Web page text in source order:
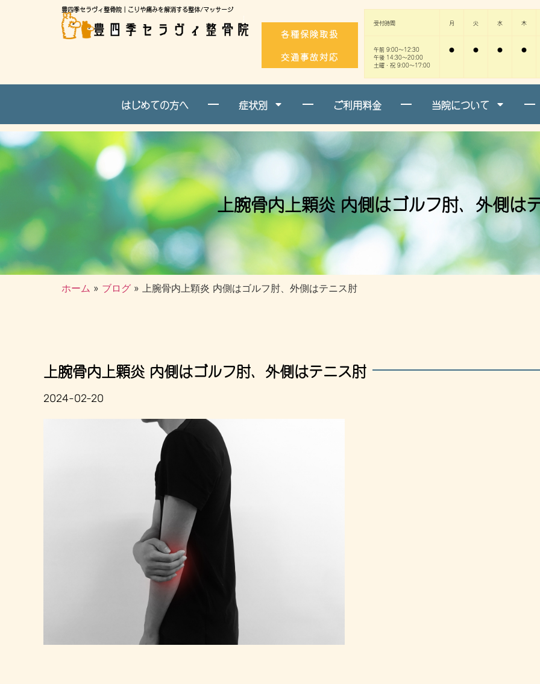
豊四季セラヴィ整骨院｜こりや痛みを解消する整体/マッサージ
各種保険取扱
交通事故対応
受付時間 月 火 水 木
午前 9:00～12:30
午後 14:30～20:00
土曜・祝 9:00～17:00
● ● ● ●
はじめての方へ 症状別 ご利用料金 当院について
上腕骨内上顆炎 内側はゴルフ肘、外側は
ホーム » ブログ » 上腕骨内上顆炎 内側はゴルフ肘、外側はテニス肘
上腕骨内上顆炎 内側はゴルフ肘、外側はテニス肘
2024-02-20